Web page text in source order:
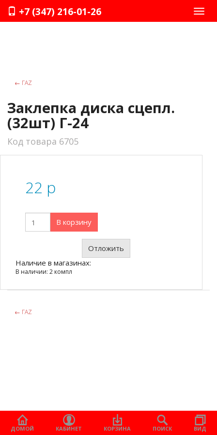
+7 (347) 216-01-26
← ГАZ
Заклепка диска сцепл.
(32шт) Г-24
Код товара 6705
22 p
В корзину
Отложить
Наличие в магазинах:
В наличии: 2 компл
← ГАZ
ДОМОЙ КАБИНЕТ КОРЗИНА ПОИСК ВИД